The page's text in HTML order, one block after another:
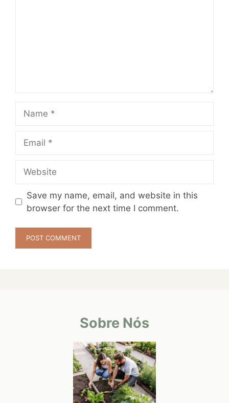
Save my name, email, and website in this
browser for the next time I comment.
Sobre Nós